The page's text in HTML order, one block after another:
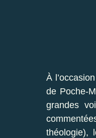
À
de Poche-
grandes
théologie),